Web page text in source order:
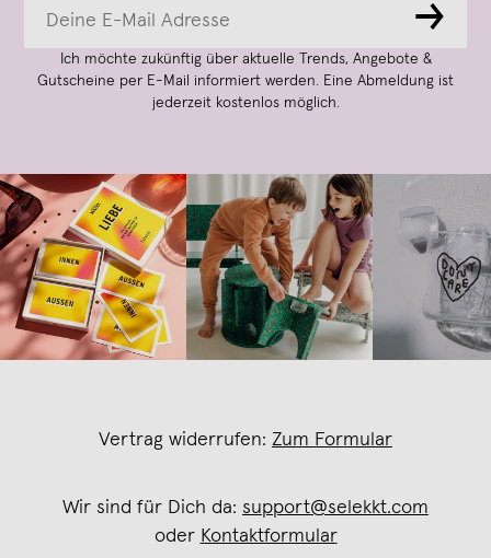
→
Ich möchte zukünftig über aktuelle Trends, Angebote &
Gutscheine per E-Mail informiert werden. Eine Abmeldung ist
jederzeit kostenlos möglich.
Vertrag widerrufen: Zum Formular
Wir sind für Dich da: support@selekkt.com
oder Kontaktformular